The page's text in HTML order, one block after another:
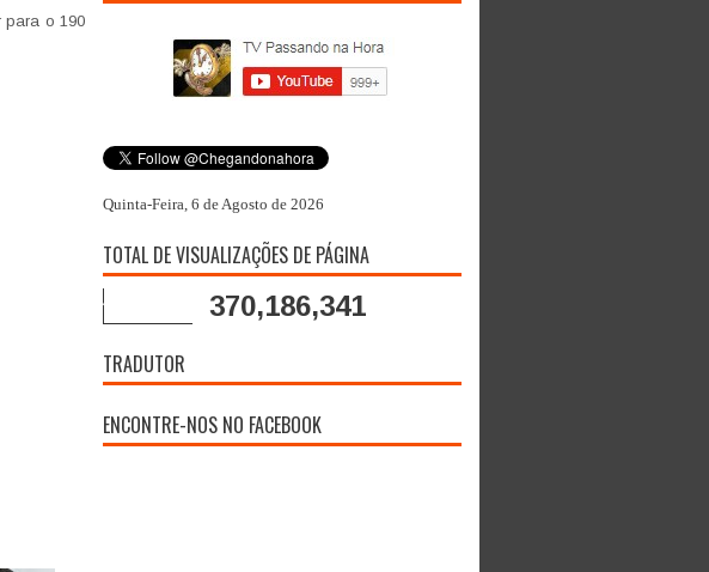
para o 190
Quinta-Feira, 6 de Agosto de 2026
TOTAL DE VISUALIZAÇÕES DE PÁGINA
370,186,341
TRADUTOR
ENCONTRE-NOS NO FACEBOOK